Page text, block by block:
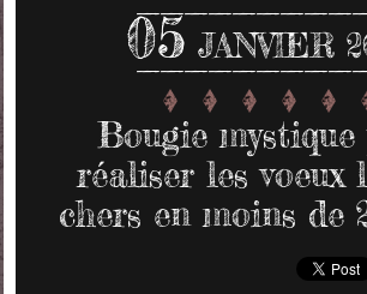
05 JANVIER
Bougie
réaliser les voeux
chers en moins de